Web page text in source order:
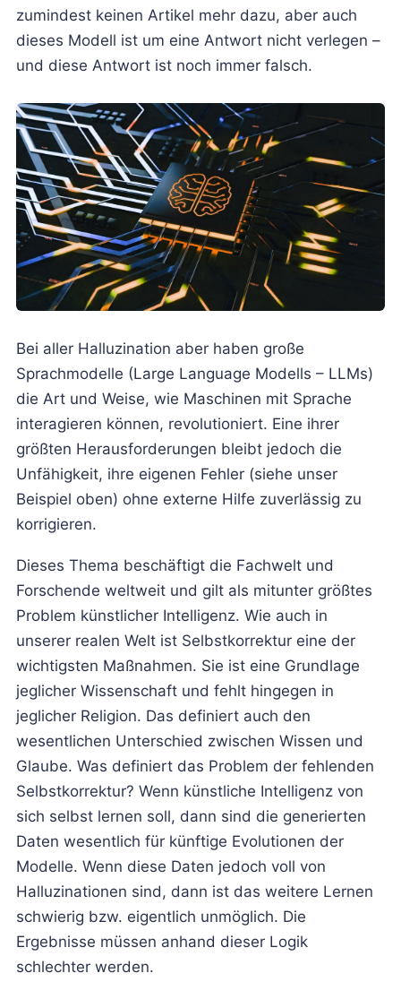
zumindest keinen Artikel mehr dazu, aber auch
dieses Modell ist um eine Antwort nicht verlegen –
und diese Antwort ist noch immer falsch.
Bei aller Halluzination aber haben große
Sprachmodelle (Large Language Modells – LLMs)
die Art und Weise, wie Maschinen mit Sprache
interagieren können, revolutioniert. Eine ihrer
größten Herausforderungen bleibt jedoch die
Unfähigkeit, ihre eigenen Fehler (siehe unser
Beispiel oben) ohne externe Hilfe zuverlässig zu
korrigieren.
Dieses Thema beschäftigt die Fachwelt und
Forschende weltweit und gilt als mitunter größtes
Problem künstlicher Intelligenz. Wie auch in
unserer realen Welt ist Selbstkorrektur eine der
wichtigsten Maßnahmen. Sie ist eine Grundlage
jeglicher Wissenschaft und fehlt hingegen in
jeglicher Religion. Das definiert auch den
wesentlichen Unterschied zwischen Wissen und
Glaube. Was definiert das Problem der fehlenden
Selbstkorrektur? Wenn künstliche Intelligenz von
sich selbst lernen soll, dann sind die generierten
Daten wesentlich für künftige Evolutionen der
Modelle. Wenn diese Daten jedoch voll von
Halluzinationen sind, dann ist das weitere Lernen
schwierig bzw. eigentlich unmöglich. Die
Ergebnisse müssen anhand dieser Logik
schlechter werden.